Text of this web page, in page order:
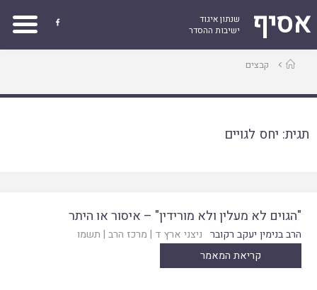
אסיף
שנתון איגוד
ישיבות ההסדר

עמודקבצים
תגית: יחס לגויים
"הגוים לא מעלין ולא מורידין" – איסור או היתר
הרב בנימין יעקב רקובר ניצני ארץ ד | מרכז הרב | תשמו
קריאת המאמר